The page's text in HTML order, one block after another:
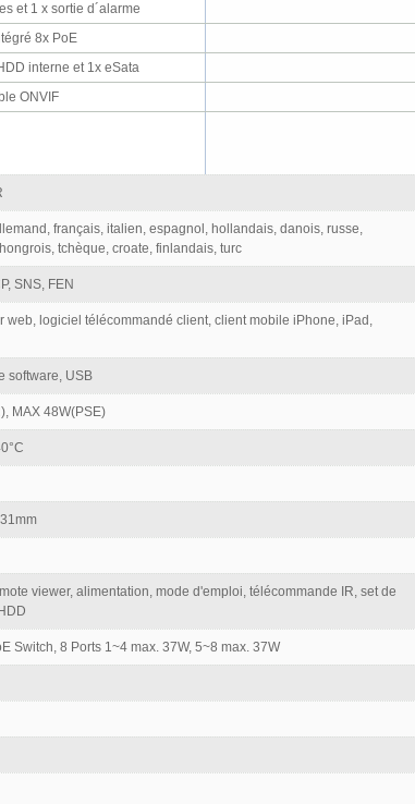
et 1 x sortie d´alarme
8x PoE
interne et 1x eSata
ONVIF
français, italien, espagnol, hollandais, danois, russe,
tchèque, croate, finlandais, turc
SNS, FEN
web, logiciel télécommandé client, client mobile iPhone, iPad,
software, USB
MAX 48W(PSE)
viewer, alimentation, mode d'emploi, télécommande IR, set de
Switch, 8 Ports 1~4 max. 37W, 5~8 max. 37W